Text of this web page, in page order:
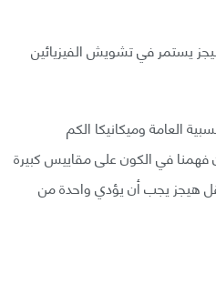
يستمر في تشويش الفيزيائين
العامة وميكانيكا الكم
فهمنا في الكون على مقاييس كبيرة
هيجز يجب أن يؤدي واحدة من